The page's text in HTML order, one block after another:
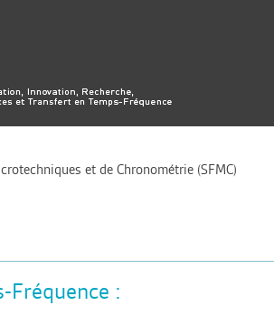
et de Chronométrie (SFMC)
Fréquence :